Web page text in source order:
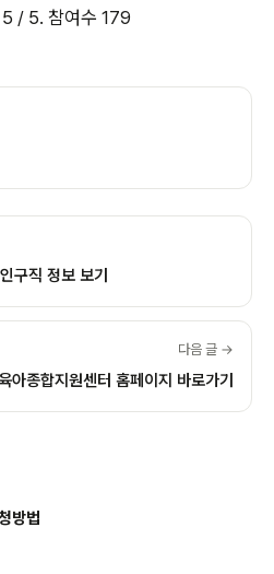
5 / 5. 참여수 179
구직 정보 보기
다음 글 →
아종합지원센터 홈페이지 바로가기
방법